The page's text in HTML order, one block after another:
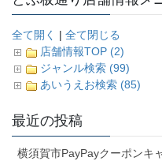
全て開く | 全て閉じる
店舗情報TOP (2)
ジャンル検索 (99)
あいうえお検索 (85)
最近の投稿
横須賀市PayPayクーポンキ